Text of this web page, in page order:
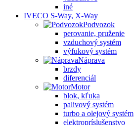
iné
IVECO S-Way, X-Way
Podvozok
perovanie, pruženie
vzduchový systém
výfukový systém
Náprava
brzdy
diferenciál
Motor
blok, kľuka
palivový systém
turbo a olejový systém
elektropríslušenstvo